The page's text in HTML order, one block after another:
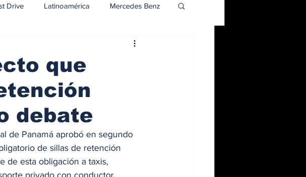
Drive Latinoamérica Mercedes Benz
que
debate
de Panamá aprobó en segundo
de sillas de retención
de esta obligación a taxis,
privado con conductor,